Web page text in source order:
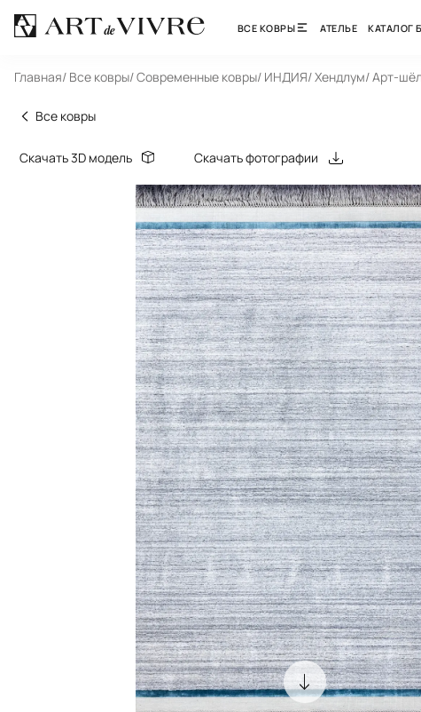
ВСЕ КОВРЫ АТЕЛЬЕ КАТАЛОГ
Главная/ Все ковры/ Современные ковры/ ИНДИЯ/ Хендлум/ Арт-
Все ковры
Скачать 3D модель Скачать фотографии